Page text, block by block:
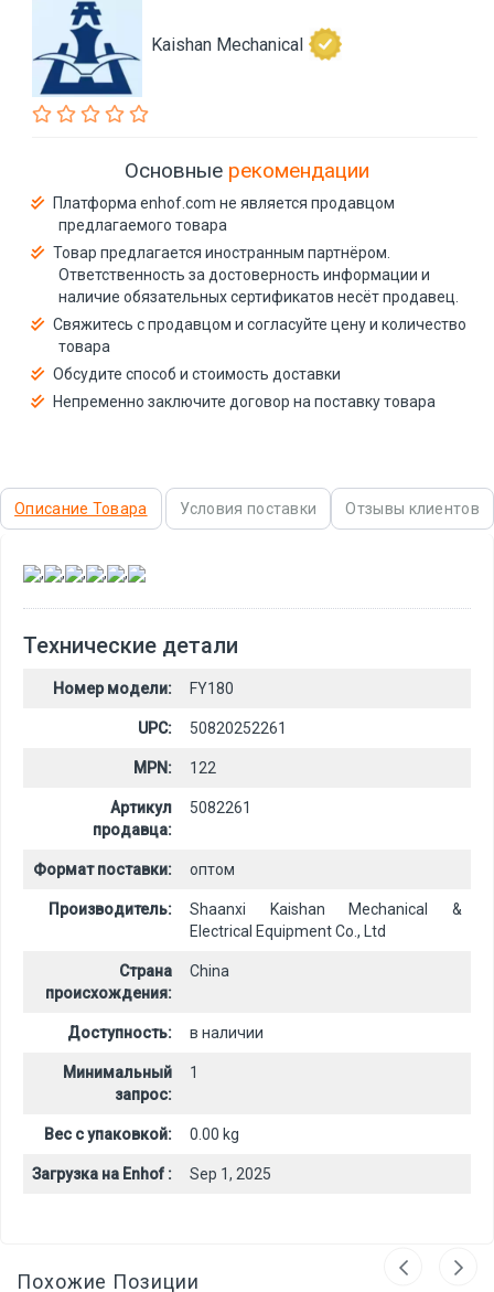
Kaishan Mechanical
Основные рекомендации
Платформа enhof.com не является продавцом
предлагаемого товара
Товар предлагается иностранным партнёром.
Ответственность за достоверность информации и
наличие обязательных сертификатов несёт продавец.
Свяжитесь с продавцом и согласуйте цену и количество
товара
Обсудите способ и стоимость доставки
Непременно заключите договор на поставку товара
Описание Товара Условия поставки Отзывы клиентов
, , , , ,
Технические детали
Номер модели: FY180
UPC: 50820252261
MPN: 122
Артикул
продавца:
5082261
Формат поставки: оптом
Производитель:
Shaanxi Kaishan Mechanical &
Electrical Equipment Co., Ltd
Страна
происхождения:
China
Доступность: в наличии
Минимальный
запрос:
1
Вес с упаковкой: 0.00 kg
Загрузка на Enhof : Sep 1, 2025
Похожие Позиции